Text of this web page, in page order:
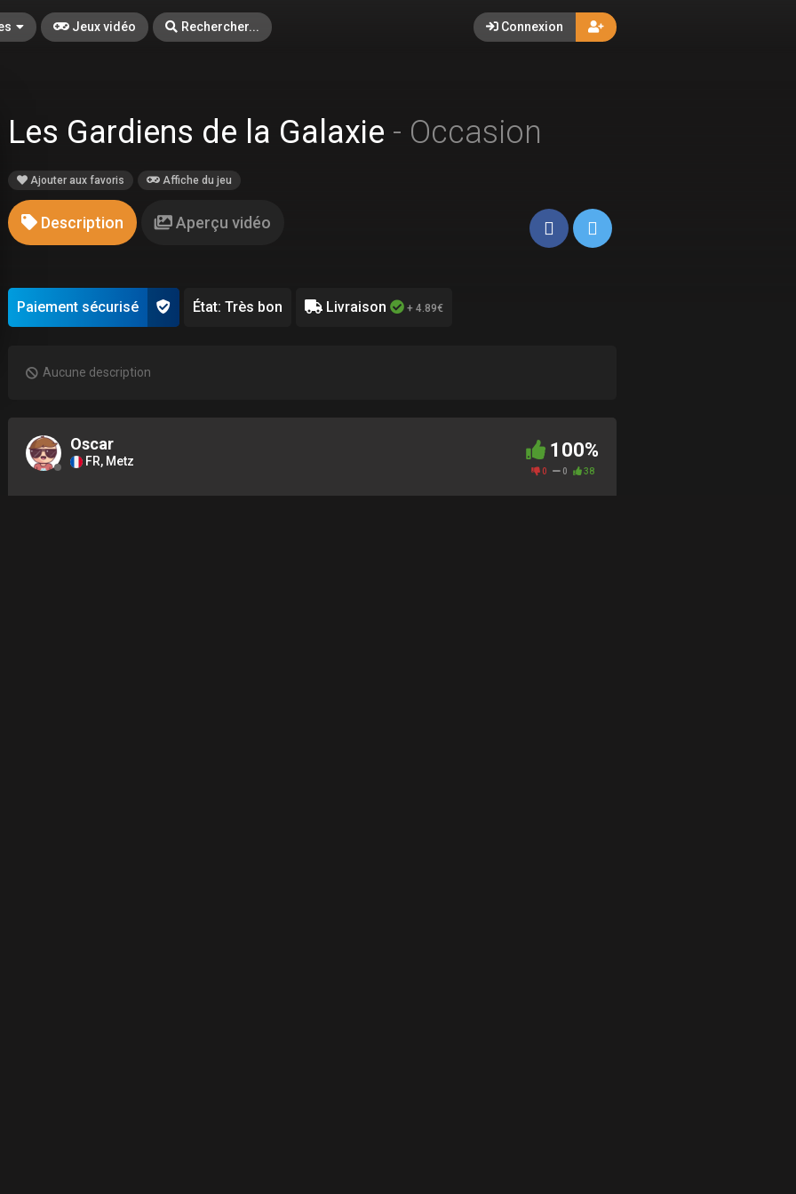
Jeux vidéo Rechercher... Connexion
Les Gardiens de la Galaxie - Occasion
Ajouter aux favoris Affiche du jeu
Description Aperçu vidéo
Paiement sécurisé État: Très bon Livraison + 4.89€
Aucune description
Oscar
FR, Metz 100%
0 0 38